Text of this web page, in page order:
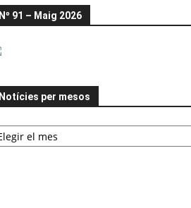
91 – Maig 2026
per mesos